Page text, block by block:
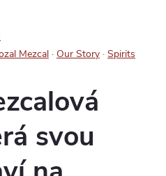
Mezcal · Our Story · Spirits
svou